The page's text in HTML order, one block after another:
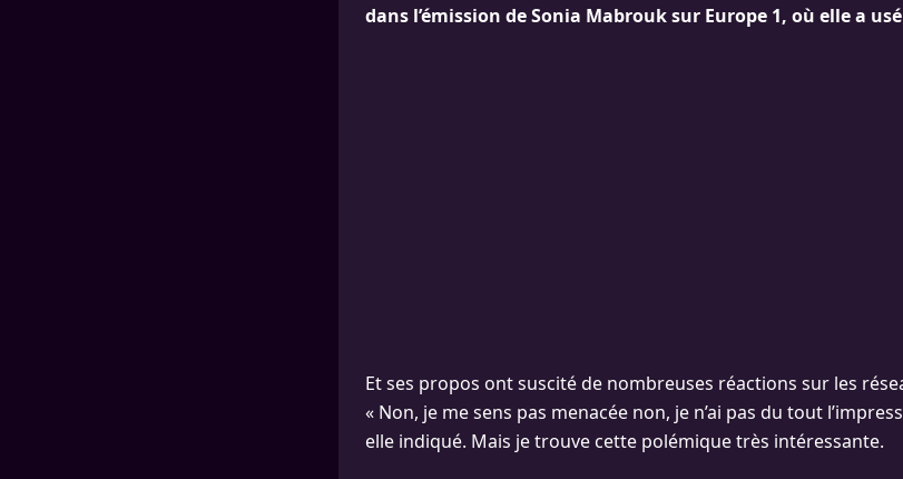
dans l’émission de Sonia Mabrouk sur Europe 1, où elle a
Et ses propos ont suscité de nombreuses réactions sur les
« Non, je me sens pas menacée non, je n’ai pas du tout
elle indiqué. Mais je trouve cette polémique très intéressante.